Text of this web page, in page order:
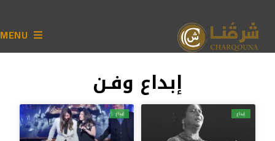
MENU
إبداع وفـن
إبداع إبداع